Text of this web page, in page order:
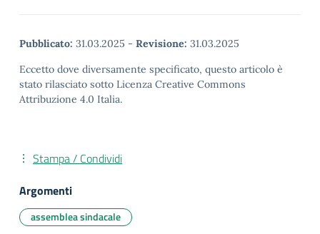
Pubblicato: 31.03.2025 - Revisione: 31.03.2025
Eccetto dove diversamente specificato, questo articolo è
stato rilasciato sotto Licenza Creative Commons
Attribuzione 4.0 Italia.
Stampa / Condividi
Argomenti
assemblea sindacale